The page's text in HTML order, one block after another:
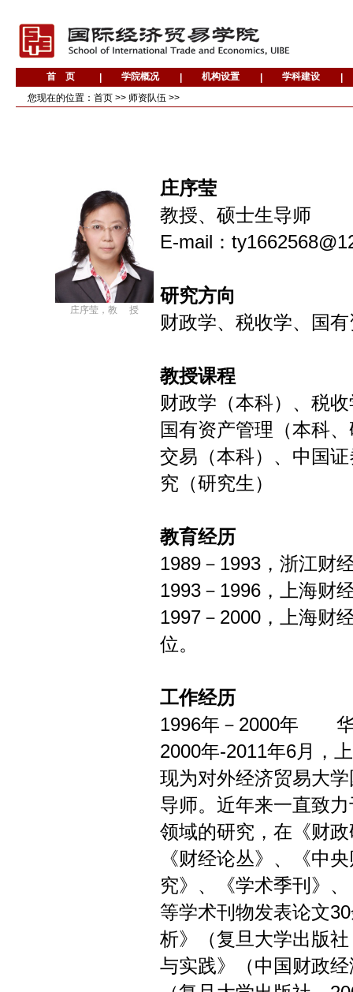
您现在的位置： 首页 >> 师资队伍 >>
庄序莹，教 授
庄序莹
教授、硕士生导师
E-mail：
研究方向
财政学、税收学、国
教授课程
财政学（本科）、税
国有资产管理（本科
交易（本科）、中国
究（研究生）
教育经历
1989－1993，浙江财
1993－1996，上海财
1997－2000，上海财
位。
工作经历
1996年－2000年 华
2000年-2011年6月，
现为对外经济贸易大
导师。近年来一直致
领域的研究，在《财
《财经论丛》、《中
究》、《学术季刊》
等学术刊物发表论文
析》（复旦大学出版
与实践》（中国财政